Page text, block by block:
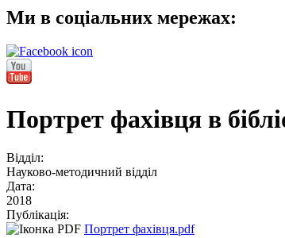
Ми в соціальних мережах:
Портрет фахівця в
Відділ:
Науково-методичний відділ
Дата:
2018
Публікація:
Портрет фахівця.pdf